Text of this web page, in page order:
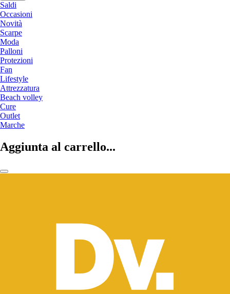
Saldi
Occasioni
Novità
Scarpe
Moda
Palloni
Protezioni
Fan
Lifestyle
Attrezzatura
Beach volley
Cure
Outlet
Marche
Aggiunta al carrello...